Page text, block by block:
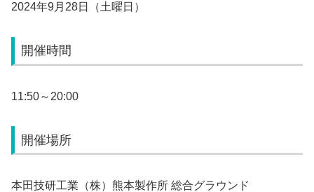
2024年9月28日（土曜日）
開催時間
11:50～20:00
開催場所
本田技研工業（株）熊本製作所 総合グラウンド